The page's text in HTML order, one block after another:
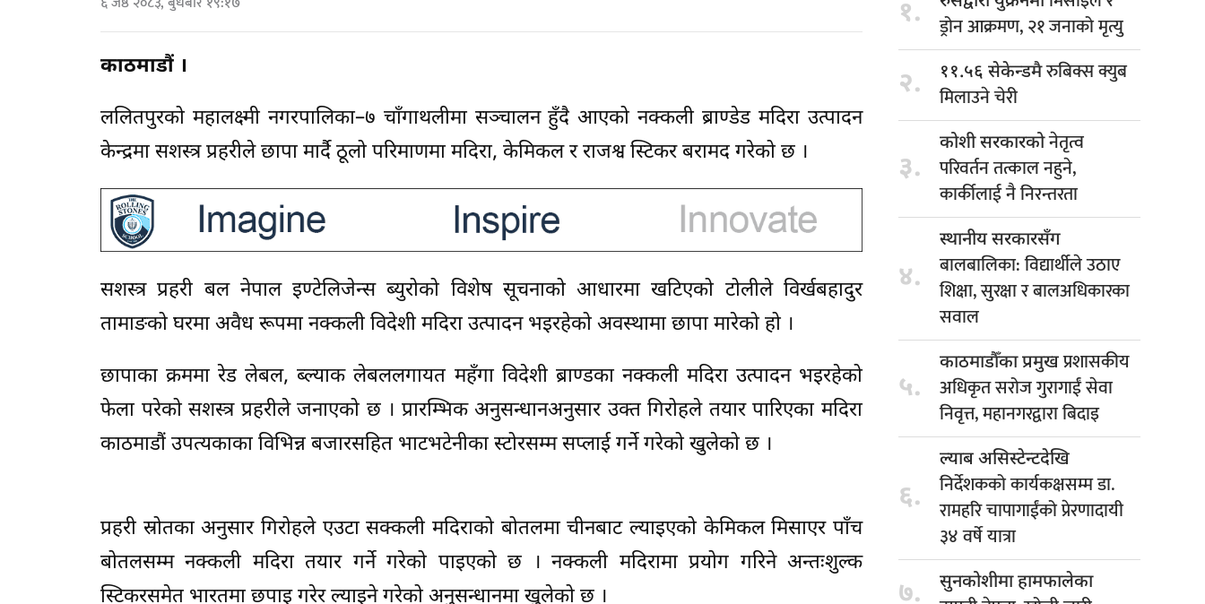
काठमाडौं ।
ललितपुरको महालक्ष्मी नगरपालिका–७ चाँगाथलीमा सञ्चालन हुँदै आएको नक्कली ब्राण्डेड मदिरा उत्पादन
केन्द्रमा सशस्त्र प्रहरीले छापा मार्दै ठूलो परिमाणमा मदिरा, केमिकल र राजश्व स्टिकर बरामद गरेको छ ।
सशस्त्र प्रहरी बल नेपाल इण्टेलिजेन्स ब्युरोको विशेष सूचनाको आधारमा खटिएको टोलीले विर्खबहादुर
तामाङको घरमा अवैध रूपमा नक्कली विदेशी मदिरा उत्पादन भइरहेको अवस्थामा छापा मारेको हो ।
छापाका क्रममा रेड लेबल, ब्ल्याक लेबललगायत महँगा विदेशी ब्राण्डका नक्कली मदिरा उत्पादन भइरहेको
फेला परेको सशस्त्र प्रहरीले जनाएको छ । प्रारम्भिक अनुसन्धानअनुसार उक्त गिरोहले तयार पारिएका मदिरा
काठमाडौं उपत्यकाका विभिन्न बजारसहित भाटभटेनीका स्टोरसम्म सप्लाई गर्ने गरेको खुलेको छ ।
प्रहरी स्रोतका अनुसार गिरोहले एउटा सक्कली मदिराको बोतलमा चीनबाट ल्याइएको केमिकल मिसाएर पाँच
बोतलसम्म नक्कली मदिरा तयार गर्ने गरेको पाइएको छ । नक्कली मदिरामा प्रयोग गरिने अन्तःशुल्क
स्टिकरसमेत भारतमा छपाइ गरेर ल्याइने गरेको अनुसन्धानमा खुलेको छ ।
१.
ड्रोन आक्रमण, २१ जनाको मृत्यु
२. ११.५६ सेकेन्डमैरुबिक्स क्युब
मिलाउने चेरी
३.
कोशी सरकारकोनेतृत्व
परिवर्तन तत्काल नहुने,
कार्कीलाई नै निरन्तरता
४.
स्थानीय सरकारसँग
बालबालिका: विद्यार्थीले उठाए
शिक्षा, सुरक्षा र बालअधिकारका
सवाल
५.
काठमाडौँका प्रमुखप्रशासकीय
अधिकृत सरोज गुरागाईं सेवा
निवृत्त, महानगरद्वारा बिदाइ
६.
ल्याब असिस्टेन्टदेखि
निर्देशकको कार्यकक्षसम्म डा.
रामहरि चापागाईंको प्रेरणादायी
३४ वर्षे यात्रा
७. सुनकोशीमा हामफालेका